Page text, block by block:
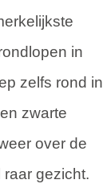
in
zelfs rond in
zwarte
over de
gezicht.